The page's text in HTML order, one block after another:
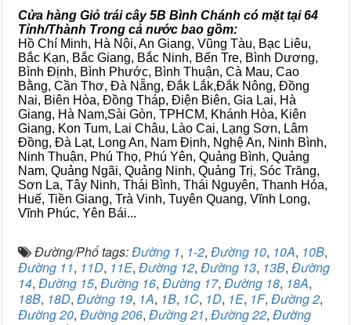
Cửa hàng Giỏ trái cây 5B Bình Chánh có mặt tại 64
Tỉnh/Thành Trong cả nước bao gồm:
Hồ Chí Minh, Hà Nội, An Giang, Vũng Tàu, Bạc Liêu,
Bắc Kạn, Bắc Giang, Bắc Ninh, Bến Tre, Bình Dương,
Bình Định, Bình Phước, Bình Thuận, Cà Mau, Cao
Bằng, Cần Thơ, Đà Nẵng, Đắk Lắk,Đắk Nông, Đồng
Nai, Biên Hòa, Đồng Tháp, Điện Biên, Gia Lai, Hà
Giang, Hà Nam,Sài Gòn, TPHCM, Khánh Hòa, Kiên
Giang, Kon Tum, Lai Châu, Lào Cai, Lạng Sơn, Lâm
Đồng, Đà Lạt, Long An, Nam Định, Nghệ An, Ninh Bình,
Ninh Thuận, Phú Thọ, Phú Yên, Quảng Bình, Quảng
Nam, Quảng Ngãi, Quảng Ninh, Quảng Trị, Sóc Trăng,
Sơn La, Tây Ninh, Thái Bình, Thái Nguyên, Thanh Hóa,
Huế, Tiền Giang, Trà Vinh, Tuyên Quang, Vĩnh Long,
Vĩnh Phúc, Yên Bái...
Đường/Phố tags:Đường 1, 1-2, Đường 10, 10A, 10B,
Đường 11, 11D, 11E, Đường 12, Đường 13, 13B, Đường
14, Đường 15, Đường 16, Đường 17, Đường 18, 18A,
18B, 18D, Đường 19, 1A, 1B, 1C, 1D, 1E, 1F, Đường 2,
Đường 20, Đường 206, Đường 21, Đường 22, Đường